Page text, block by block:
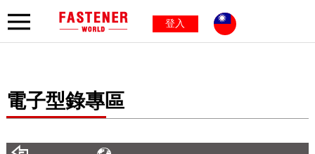
登入
電子型錄專區